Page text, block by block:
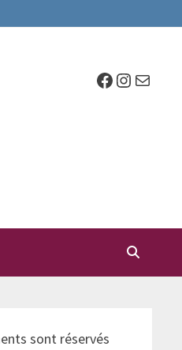
Facebook
E-mail
sont réservés